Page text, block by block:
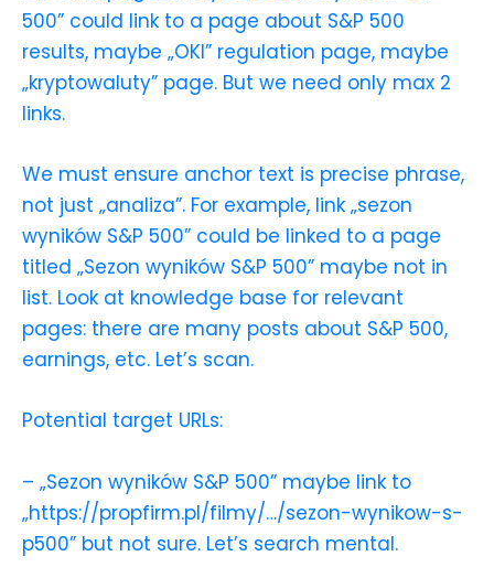
500” could link to a page about S&P 500
results, maybe „OKI” regulation page, maybe
„kryptowaluty” page. But we need only max 2
links.
We must ensure anchor text is precise phrase,
not just „analiza”. For example, link „sezon
wyników S&P 500” could be linked to a page
titled „Sezon wyników S&P 500” maybe not in
list. Look at knowledge base for relevant
pages: there are many posts about S&P 500,
earnings, etc. Let’s scan.
Potential target URLs:
– „Sezon wyników S&P 500” maybe link to
„https://propfirm.pl/filmy/…/sezon-wynikow-s-
p500” but not sure. Let’s search mental.